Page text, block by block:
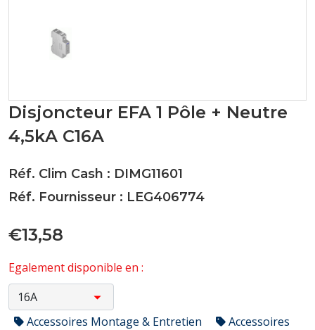
Disjoncteur EFA 1 Pôle + Neutre
4,5kA C16A
Réf. Clim Cash : DIMG11601
Réf. Fournisseur : LEG406774
€13,58
Egalement disponible en :
Accessoires Montage & Entretien
Accessoires